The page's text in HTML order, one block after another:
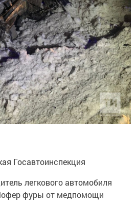
Госавтоинспекция
легкового автомобиля
фуры от медпомощи